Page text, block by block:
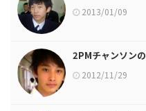
2013/01/09
2PMチャンソン
2012/11/29